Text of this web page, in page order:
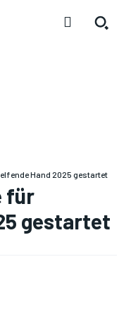
Hand 2025 gestartet
für
gestartet